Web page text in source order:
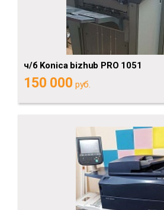
ч/б Konica bizhub PRO 1051
150 000 руб.